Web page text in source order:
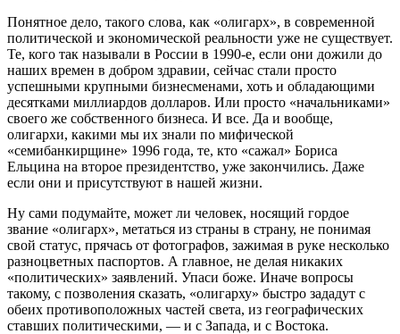
Понятное дело, такого слова, как «олигарх», в современной
политической и экономической реальности уже не существует.
Те, кого так называли в России в 1990‑е, если они дожили до
наших времен в добром здравии, сейчас стали просто
успешными крупными бизнесменами, хоть и обладающими
десятками миллиардов долларов. Или просто «начальниками»
своего же собственного бизнеса. И все. Да и вообще,
олигархи, какими мы их знали по мифической
«семибанкирщине» 1996 года, те, кто «сажал» Бориса
Ельцина на второе президентство, уже закончились. Даже
если они и присутствуют в нашей жизни.
Ну сами подумайте, может ли человек, носящий гордое
звание «олигарх», метаться из страны в страну, не понимая
свой статус, прячась от фотографов, зажимая в руке несколько
разноцветных паспортов. А главное, не делая никаких
«политических» заявлений. Упаси боже. Иначе вопросы
такому, с позволения сказать, «олигарху» быстро зададут с
обеих противоположных частей света, из географических
ставших политическими, — и с Запада, и с Востока.